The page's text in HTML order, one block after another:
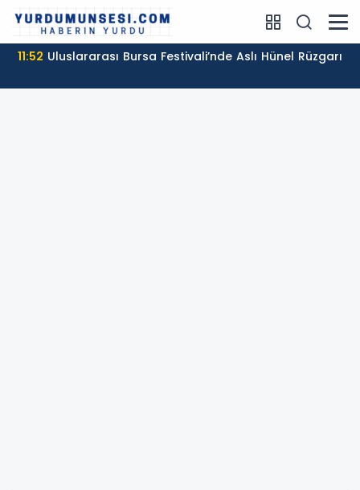
11:52 Uluslararası Bursa Festivali’nde Aslı Hünel Rüzgarı